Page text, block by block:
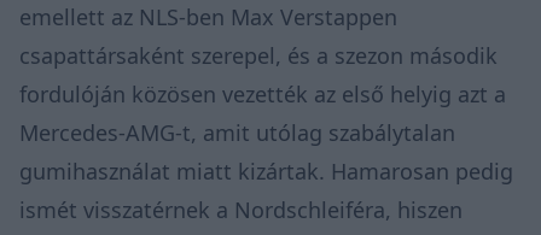
emellett az NLS-ben Max Verstappen
csapattársaként szerepel, és a szezon második
fordulóján közösen vezették az első helyig azt a
Mercedes-AMG-t, amit utólag szabálytalan
gumihasználat miatt kizártak. Hamarosan pedig
ismét visszatérnek a Nordschleiféra, hiszen